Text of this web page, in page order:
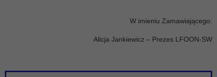
W imieniu Zamawiającego:
Alicja Jankiewicz – Prezes LFOON-SW